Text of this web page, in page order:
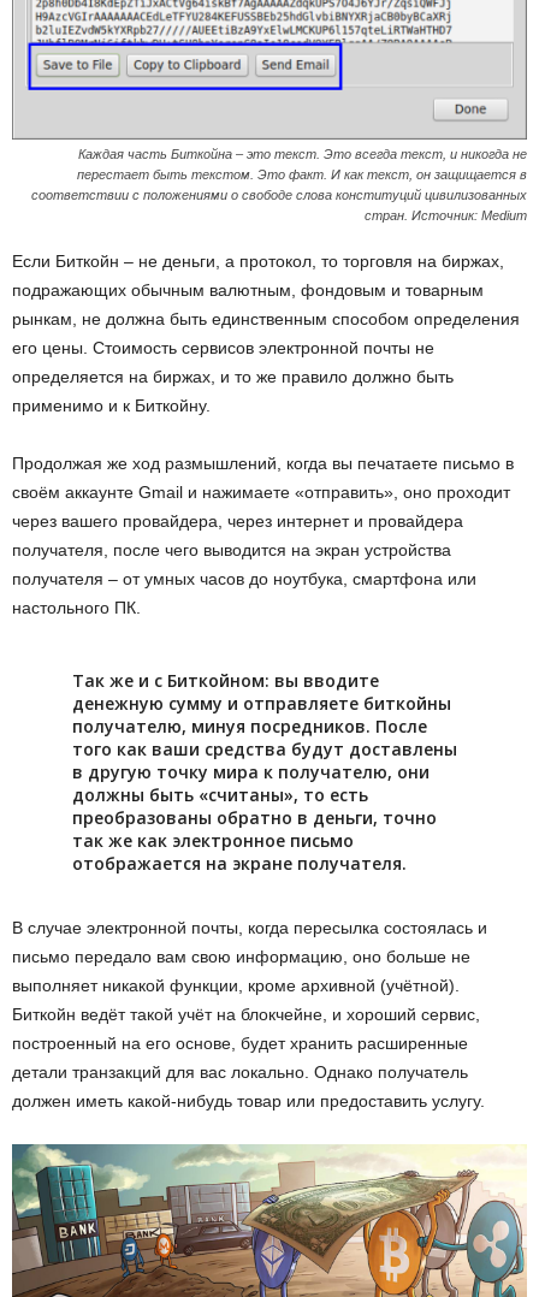
Каждая часть Биткойна – это текст. Это всегда текст, и никогда не
перестает быть текстом. Это факт. И как текст, он защищается в
соответствии с положениями о свободе слова конституций цивилизованных
стран. Источник: Medium
Если Биткойн – не деньги, а протокол, то торговля на биржах,
подражающих обычным валютным, фондовым и товарным
рынкам, не должна быть единственным способом определения
его цены. Стоимость сервисов электронной почты не
определяется на биржах, и то же правило должно быть
применимо и к Биткойну.
Продолжая же ход размышлений, когда вы печатаете письмо в
своём аккаунте Gmail и нажимаете «отправить», оно проходит
через вашего провайдера, через интернет и провайдера
получателя, после чего выводится на экран устройства
получателя – от умных часов до ноутбука, смартфона или
настольного ПК.
Так же и с Биткойном: вы вводите
денежную сумму и отправляете биткойны
получателю, минуя посредников. После
того как ваши средства будут доставлены
в другую точку мира к получателю, они
должны быть «считаны», то есть
преобразованы обратно в деньги, точно
так же как электронное письмо
отображается на экране получателя.
В случае электронной почты, когда пересылка состоялась и
письмо передало вам свою информацию, оно больше не
выполняет никакой функции, кроме архивной (учётной).
Биткойн ведёт такой учёт на блокчейне, и хороший сервис,
построенный на его основе, будет хранить расширенные
детали транзакций для вас локально. Однако получатель
должен иметь какой-нибудь товар или предоставить услугу.